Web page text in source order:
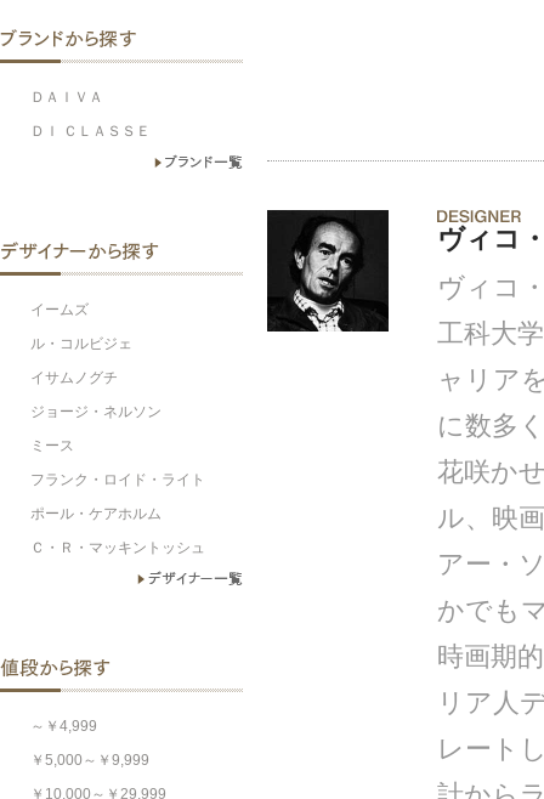
ＤＡＩＶＡ
ＤＩ ＣＬＡＳＳＥ
イームズ
ル・コルビジェ
イサムノグチ
ジョージ・ネルソン
ミース
フランク・ロイド・ライト
ポール・ケアホルム
Ｃ・Ｒ・マッキントッシュ
～￥4,999
￥5,000～￥9,999
￥10,000～￥29,999
ヴィコ
ヴィコ
工科大
ャリア
に数多
花咲か
ル、映
アー・
かでも
時画期
リア人
レート